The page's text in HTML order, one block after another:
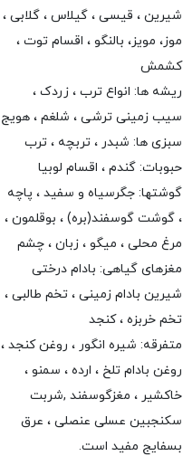
شیرین ، قیسی ، گیلاس ، گلابی ،
موز، مویز، بالنگو ، اقسام توت ،
کشمش
ریشه ها: انواع ترب ، زردک ،
سیب زمینی ترشی ، شلغم ، هویج
سبزی ها: شبدر ، تربچه ، ترب
حبوبات: گندم ، اقسام لوبیا
گوشتها: جگرسیاه و سفید ، پاچه
، گوشت گوسفند(بره) ، بوقلمون ،
مرغ محلی ، میگو ، زبان ، چشم
مغزهای گیاهی: بادام درختی
شیرین بادام زمینی ، تخم طالبی ،
تخم خربزه ، کنجد
متفرقه: شیره انگور ، روغن کنجد ،
روغن بادام تلخ ، ارده ، سمنو ،
خاکشیر ، مغزگوسفند ,شربت
سکنجبین عسلی عنصلی ، عرق
بسفایج مفید است.